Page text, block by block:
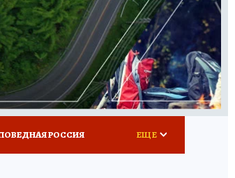
ВСЕ О КП
РОССИЯ ЕЩЕ